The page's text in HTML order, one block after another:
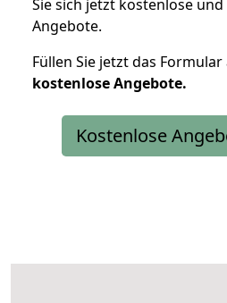
Sie sich jetzt kostenlose
Angebote.
Füllen Sie jetzt das
kostenloseAngebote.
Kostenlose